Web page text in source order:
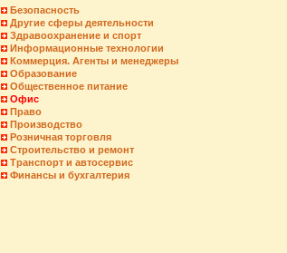
Безопасность
Другие сферы деятельности
Здравоохранение и спорт
Информационные технологии
Коммерция. Агенты и менеджеры
Образование
Общественное питание
Офис
Право
Производство
Розничная торговля
Строительство и ремонт
Транспорт и автосервис
Финансы и бухгалтерия